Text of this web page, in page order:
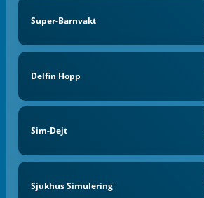
Super-Barnvakt
Delfin Hopp
Sim-Dejt
Sjukhus Simulering